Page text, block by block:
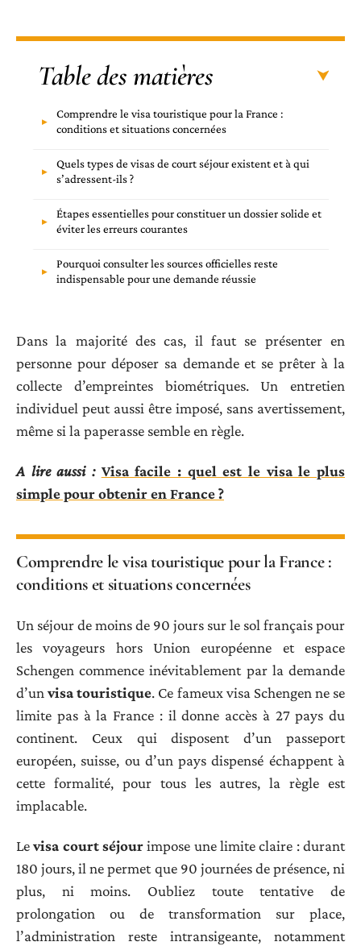
Table des matières
Comprendre le visa touristique pour la France :
conditions et situations concernées
Quels types de visas de court séjour existent et à qui
s’adressent-ils ?
Étapes essentielles pour constituer un dossier solide et
éviter les erreurs courantes
Pourquoi consulter les sources officielles reste
indispensable pour une demande réussie
Dans la majorité des cas, il faut se présenter en
personne pour déposer sa demande et se prêter à la
collecte d’empreintes biométriques. Un entretien
individuel peut aussi être imposé, sans avertissement,
même si la paperasse semble en règle.
A lire aussi : Visa facile : quel est le visa le plus
simple pour obtenir en France ?
Comprendre le visa touristique pour la France :
conditions et situations concernées
Un séjour de moins de 90 jours sur le sol français pour
les voyageurs hors Union européenne et espace
Schengen commence inévitablement par la demande
d’unvisa touristique. Ce fameux visa Schengen ne se
limite pas à la France : il donne accès à 27 pays du
continent. Ceux qui disposent d’un passeport
européen, suisse, ou d’un pays dispensé échappent à
cette formalité, pour tous les autres, la règle est
implacable.
Levisa court séjourimpose une limite claire : durant
180 jours, il ne permet que 90 journées de présence, ni
plus, ni moins. Oubliez toute tentative de
prolongation ou de transformation sur place,
l’administration reste intransigeante, notamment